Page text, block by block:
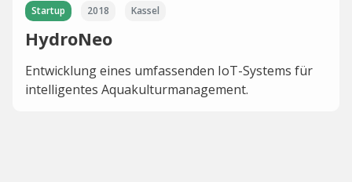
Startup 2018 Kassel
HydroNeo
Entwicklung eines umfassenden IoT-Systems für
intelligentes Aquakulturmanagement.